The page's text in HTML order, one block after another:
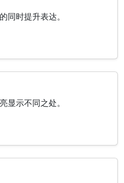
同时提升表达。
显示不同之处。